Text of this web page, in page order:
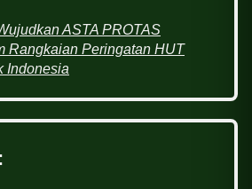
ASTA PROTAS
Rangkaian Peringatan HUT
Indonesia